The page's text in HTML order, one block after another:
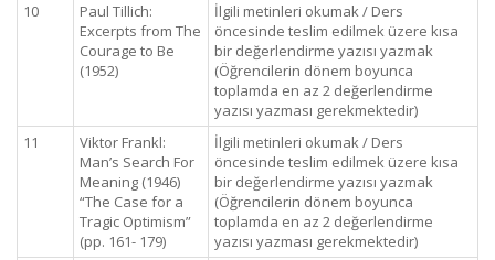
10
Paul Tillich:
Excerpts from The
Courage to Be
(1952)
İlgili metinleri okumak / Ders
öncesinde teslim edilmek üzere kısa
bir değerlendirme yazısı yazmak
(Öğrencilerin dönem boyunca
toplamda en az 2 değerlendirme
yazısı yazması gerekmektedir)
11
Viktor Frankl:
Man’s Search For
Meaning (1946)
“The Case for a
Tragic Optimism”
(pp. 161- 179)
İlgili metinleri okumak / Ders
öncesinde teslim edilmek üzere kısa
bir değerlendirme yazısı yazmak
(Öğrencilerin dönem boyunca
toplamda en az 2 değerlendirme
yazısı yazması gerekmektedir)